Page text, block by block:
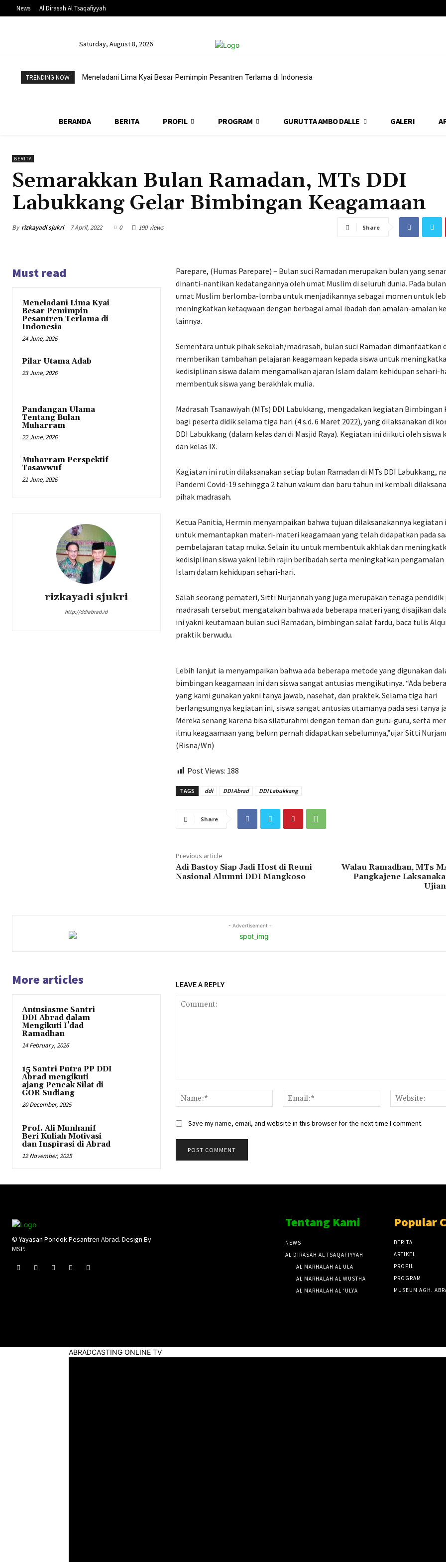
News Al Dirasah Al Tsaqafiyyah
Saturday, August 8, 2026
TRENDING NOW Meneladani Lima Kyai Besar Pemimpin Pesantren Terlama di Indonesia
BERANDA BERITA PROFIL PROGRAM GURUTTA AMBO DALLE GALERI
BERITA
Semarakkan Bulan Ramadan, MTs DDI
Labukkang Gelar Bimbingan Keagamaan
By rizkayadi sjukri 7 April, 2022 0 190 views Share
Must read
Meneladani Lima Kyai
Besar Pemimpin
Pesantren Terlama di
Indonesia
24 June, 2026
Pilar Utama Adab
23 June, 2026
Pandangan Ulama
Tentang Bulan
Muharram
22 June, 2026
Muharram Perspektif
Tasawwuf
21 June, 2026
rizkayadi sjukri
http://ddiabrad.id
Parepare, (Humas Parepare) – Bulan suci Ramadan merupakan bulan yang
dinanti-nantikan kedatangannya oleh umat Muslim di seluruh dunia. Pada
umat Muslim berlomba-lomba untuk menjadikannya sebagai momen untuk
meningkatkan ketaqwaan dengan berbagai amal ibadah dan amalan-amalan
lainnya.
Sementara untuk pihak sekolah/madrasah, bulan suci Ramadan dimanfaatkan
memberikan tambahan pelajaran keagamaan kepada siswa untuk
kedisiplinan siswa dalam mengamalkan ajaran Islam dalam kehidupan sehari-
membentuk siswa yang berakhlak mulia.
Madrasah Tsanawiyah (MTs) DDI Labukkang, mengadakan kegiatan Bimbingan
bagi peserta didik selama tiga hari (4 s.d. 6 Maret 2022), yang dilaksanakan di
DDI Labukkang (dalam kelas dan di Masjid Raya). Kegiatan ini diikuti oleh siswa
dan kelas IX.
Kagiatan ini rutin dilaksanakan setiap bulan Ramadan di MTs DDI Labukkang,
Pandemi Covid-19 sehingga 2 tahun vakum dan baru tahun ini kembali
pihak madrasah.
Ketua Panitia, Hermin menyampaikan bahwa tujuan dilaksanakannya kegiatan
untuk memantapkan materi-materi keagamaan yang telah didapatkan pada
pembelajaran tatap muka. Selain itu untuk membentuk akhlak dan
kedisiplinan siswa yakni lebih rajin beribadah serta meningkatkan
Islam dalam kehidupan sehari-hari.
Salah seorang pemateri, Sitti Nurjannah yang juga merupakan tenaga pendidik
madrasah tersebut mengatakan bahwa ada beberapa materi yang disajikan
ini yakni keutamaan bulan suci Ramadan, bimbingan salat fardu, baca tulis
praktik berwudu.
Lebih lanjut ia menyampaikan bahwa ada beberapa metode yang digunakan
bimbingan keagamaan ini dan siswa sangat antusias mengikutinya. “Ada
yang kami gunakan yakni tanya jawab, nasehat, dan praktek. Selama tiga hari
berlangsungnya kegiatan ini, siswa sangat antusias utamanya pada sesi tanya
Mereka senang karena bisa silaturahmi dengan teman dan guru-guru, serta
ilmu keagaamaan yang belum pernah didapatkan sebelumnya,”ujar Sitti
(Risna/Wn)
Post Views: 188
TAGS ddi DDI Abrad DDI Labukkang
Share
Previous article
Adi Bastoy Siap Jadi Host di Reuni
Nasional Alumni DDI Mangkoso
Walau Ramadhan, MTs
Pangkajene
- Advertisement -
More articles
Antusiasme Santri
DDI Abrad dalam
Mengikuti I’dad
Ramadhan
14 February, 2026
15 Santri Putra PP DDI
Abrad mengikuti
ajang Pencak Silat di
GOR Sudiang
20 December, 2025
Prof. Ali Munhanif
Beri Kuliah Motivasi
dan Inspirasi di Abrad
12 November, 2025
LEAVE A REPLY
Name:*
Email:*
Save my name, email, and website in this browser for the next time I comment.
© Yayasan Pondok Pesantren Abrad. Design By
MSP.
Tentang Kami
NEWS
AL DIRASAH AL TSAQAFIYYAH
AL MARHALAH AL ULA
AL MARHALAH AL WUSTHA
AL MARHALAH AL ‘ULYA
Popular
BERITA
ARTIKEL
PROFIL
PROGRAM
MUSEUM AGH.
ABRADCASTING ONLINE TV